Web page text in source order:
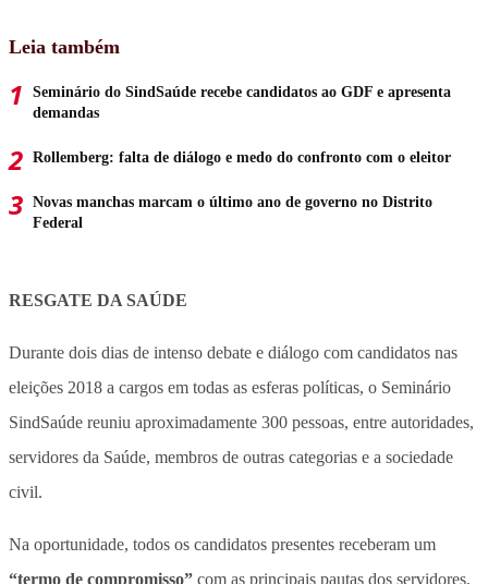
Leia também
Seminário do SindSaúde recebe candidatos ao GDF e apresenta
demandas
Rollemberg: falta de diálogo e medo do confronto com o eleitor
Novas manchas marcam o último ano de governo no Distrito
Federal
RESGATE DA SAÚDE
Durante dois dias de intenso debate e diálogo com candidatos nas
eleições 2018 a cargos em todas as esferas políticas, o Seminário
SindSaúde reuniu aproximadamente 300 pessoas, entre autoridades,
servidores da Saúde, membros de outras categorias e a sociedade
civil.
Na oportunidade, todos os candidatos presentes receberam um
“termo de compromisso” com as principais pautas dos servidores,